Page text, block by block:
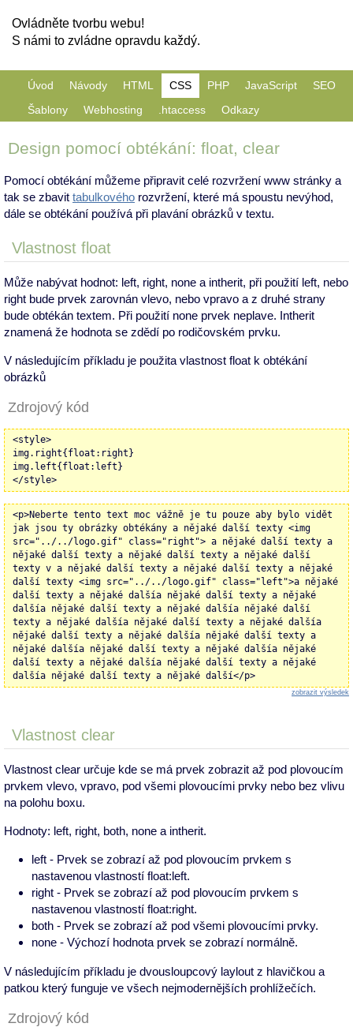
Ovládněte tvorbu webu!
S námi to zvládne opravdu každý.
Úvod Návody HTML CSS PHP JavaScript
SEO
Šablony
Webhosting .htaccess Odkazy
Design pomocí obtékání: float, clear
Pomocí obtékání můžeme připravit celé rozvržení www stránky a
tak se zbavit tabulkového rozvržení, které má spoustu nevýhod,
dále se obtékání používá při plavání obrázků v textu.
Vlastnost float
Může nabývat hodnot: left, right, none a intherit, při použití left, nebo
right bude prvek zarovnán vlevo, nebo vpravo a z druhé strany
bude obtékán textem. Při použití none prvek neplave. Intherit
znamená že hodnota se zdědí po rodičovském prvku.
V následujícím příkladu je použita vlastnost float k obtékání
obrázků
Zdrojový kód
<style>
img.right{float:right}
img.left{float:left}
</style>
<p>Neberte tento text moc vážně je tu pouze aby bylo vidět
jak jsou ty obrázky obtékány a nějaké další texty <img
src="../../logo.gif" class="right"> a nějaké další texty a
nějaké další texty a nějaké další texty a nějaké další
texty v a nějaké další texty a nějaké další texty a nějaké
další texty <img src="../../logo.gif" class="left">a nějaké
další texty a nějaké dalšía nějaké další texty a nějaké
dalšía nějaké další texty a nějaké dalšía nějaké další
texty a nějaké dalšía nějaké další texty a nějaké dalšía
nějaké další texty a nějaké dalšía nějaké další texty a
nějaké dalšía nějaké další texty a nějaké dalšía nějaké
další texty a nějaké dalšía nějaké další texty a nějaké
dalšía nějaké další texty a nějaké další</p>
zobrazit výsledek
Vlastnost clear
Vlastnost clear určuje kde se má prvek zobrazit až pod plovoucím
prvkem vlevo, vpravo, pod všemi plovoucími prvky nebo bez vlivu
na polohu boxu.
Hodnoty: left, right, both, none a intherit.
left - Prvek se zobrazí až pod plovoucím prvkem s
nastavenou vlastností float:left.
right - Prvek se zobrazí až pod plovoucím prvkem s
nastavenou vlastností float:right.
both - Prvek se zobrazí až pod všemi plovoucími prvky.
none - Výchozí hodnota prvek se zobrazí normálně.
V následujícím příkladu je dvousloupcový laylout z hlavičkou a
patkou který funguje ve všech nejmodernějších prohlížečích.
Zdrojový kód